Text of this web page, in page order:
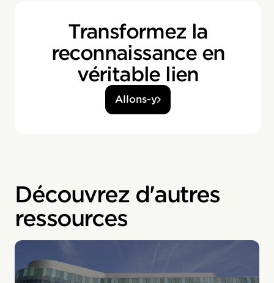
Transformez la
reconnaissance en
véritable lien
Allons-y
Découvrez d'autres
ressources